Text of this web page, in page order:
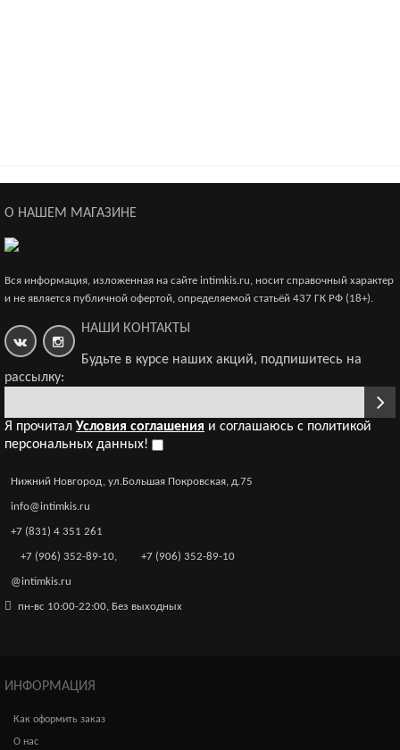
610р.
Гель-любрикант «О'Кей для двоих» на водной основе,
350р.
эффектом «узкий вход», 50 г
1 340р.
О НАШЕМ МАГАЗИНЕ
Вся информация, изложенная на сайте intimkis.ru, носит справочный характер
и не является публичной офертой, определяемой статьёй 437 ГК РФ (18+).
НАШИ КОНТАКТЫ
Будьте в курсе наших акций, подпишитесь на
рассылку:
Я прочитал Условия соглашения и соглашаюсь с политикой
персональных данных!
Нижний Новгород, ул.Большая Покровская, д.75
info@intimkis.ru
+7 (831) 4 351 261
+7 (906) 352-89-10, +7 (906) 352-89-10
@intimkis.ru
пн-вс 10:00-22:00, Без выходных
ИНФОРМАЦИЯ
Как оформить заказ
О нас